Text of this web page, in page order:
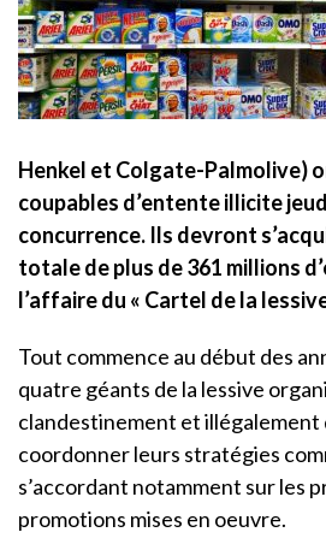
Henkel et Colgate-Palmolive)
coupables d’entente illicite
concurrence. Ils devront
totale de plus de 361 millions
l’affaire du « Cartel de la
Tout commence au début des
quatre géants de la lessive
clandestinement et illégalement
coordonner leurs stratégies
s’accordant notamment sur les
promotions mises en oeuvre.